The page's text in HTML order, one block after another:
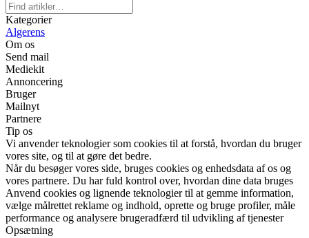
Kategorier
Algerens
Om os
Send mail
Mediekit
Annoncering
Bruger
Mailnyt
Partnere
Tip os
Vi anvender teknologier som cookies til at forstå, hvordan du bruger
vores site, og til at gøre det bedre.
Når du besøger vores side, bruges cookies og enhedsdata af os og
vores partnere. Du har fuld kontrol over, hvordan dine data bruges
Anvend cookies og lignende teknologier til at gemme information,
vælge målrettet reklame og indhold, oprette og bruge profiler, måle
performance og analysere brugeradfærd til udvikling af tjenester
Opsætning